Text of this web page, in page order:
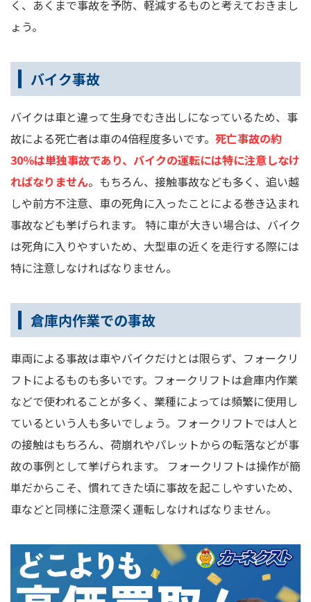
く、あくまで事故を予防、軽減するものと考えておきまし
ょう。
バイク事故
バイクは車と違って生身でむき出しになっているため、事
故による死亡者は車の4倍程度多いです。 死亡事故の約
30％は単独事故であり、バイクの運転には特に注意しなけ
ればなりません。もちろん、接触事故なども多く、追い越
しや前方不注意、車の死角に入ったことによる巻き込まれ
事故なども挙げられます。 特に車が大きい場合は、バイク
は死角に入りやすいため、大型車の近くを走行する際には
特に注意しなければなりません。
倉庫内作業での事故
車両による事故は車やバイクだけとは限らず、フォークリ
フトによるものも多いです。フォークリフトは倉庫内作業
などで使われることが多く、業種によっては頻繁に使用し
ているという人も多いでしょう。フォークリフトでは人と
の接触はもちろん、荷崩れやパレットからの転落などが事
故の事例として挙げられます。 フォークリフトは操作が簡
単だからこそ、慣れてきた頃に事故を起こしやすいため、
車などと同様に注意深く運転しなければなりません。